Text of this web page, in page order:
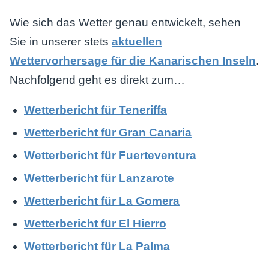
Wie sich das Wetter genau entwickelt, sehen
Sie in unserer stets aktuellen
Wettervorhersage für die Kanarischen Inseln.
Nachfolgend geht es direkt zum…
Wetterbericht für Teneriffa
Wetterbericht für Gran Canaria
Wetterbericht für Fuerteventura
Wetterbericht für Lanzarote
Wetterbericht für La Gomera
Wetterbericht für El Hierro
Wetterbericht für La Palma